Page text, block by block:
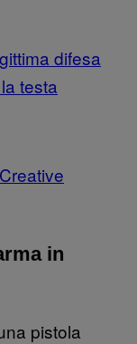
difesa
testa
Creative
in
pistola